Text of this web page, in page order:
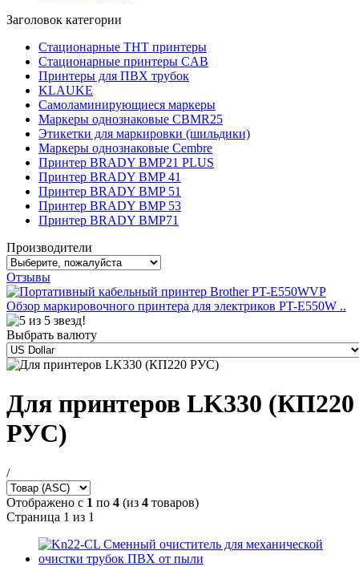
Заголовок категории
Стационарные THT принтеры
Стационарные принтеры CAB
Принтеры для ПВХ трубок
KLAUKE
Самоламинирующиеся маркеры
Маркеры однознаковые CBMR25
Этикетки для маркировки (шильдики)
Маркеры однознаковые Cembre
Принтер BRADY BMP21 PLUS
Принтер BRADY BMP 41
Принтер BRADY BMP 51
Принтер BRADY BMP 53
Принтер BRADY BMP71
Производители
Отзывы
Обзор маркировочного принтера для электриков PT-E550W ..
Выбрать валюту
Для принтеров LK330 (КП220
РУС)
/
Отображено с 1 по 4 (из 4 товаров)
Страница 1 из 1